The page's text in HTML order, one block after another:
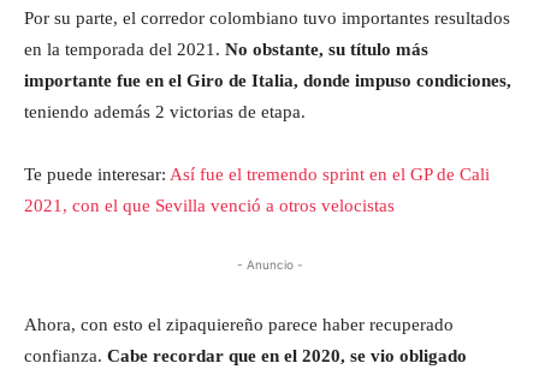
Por su parte, el corredor colombiano tuvo importantes resultados
en la temporada del 2021. No obstante, su título más
importante fue en el Giro de Italia, donde impuso condiciones,
teniendo además 2 victorias de etapa.
Te puede interesar: Así fue el tremendo sprint en el GP de Cali
2021, con el que Sevilla venció a otros velocistas
- Anuncio -
Ahora, con esto el zipaquiereño parece haber recuperado
confianza. Cabe recordar que en el 2020, se vio obligado